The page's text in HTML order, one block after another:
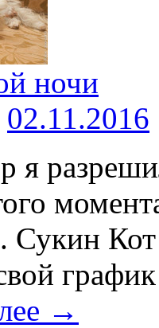
ночи
02.11.2016
я
Сукин
→